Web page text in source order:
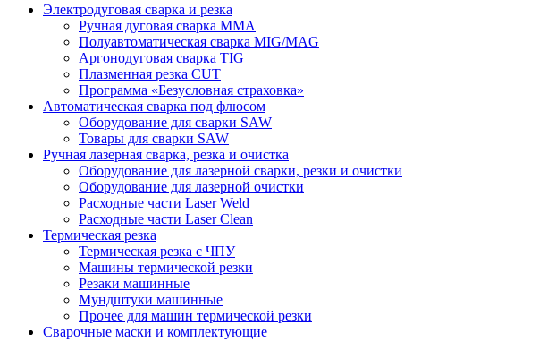
Электродуговая сварка и резка
Ручная дуговая сварка MMA
Полуавтоматическая сварка MIG/MAG
Аргонодуговая сварка TIG
Плазменная резка CUT
Программа «Безусловная страховка»
Автоматическая сварка под флюсом
Оборудование для сварки SAW
Товары для сварки SAW
Ручная лазерная сварка, резка и очистка
Оборудование для лазерной сварки, резки и очистки
Оборудование для лазерной очистки
Расходные части Laser Weld
Расходные части Laser Clean
Термическая резка
Термическая резка с ЧПУ
Машины термической резки
Резаки машинные
Мундштуки машинные
Прочее для машин термической резки
Сварочные маски и комплектующие